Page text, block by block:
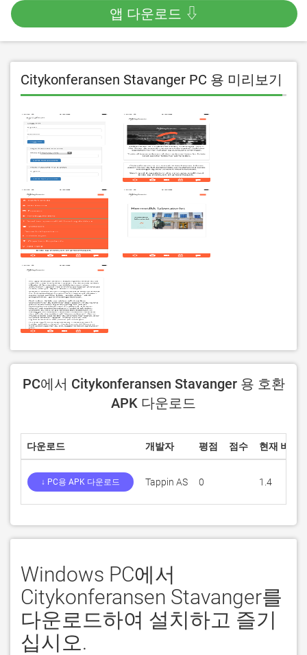
앱 다운로드 ⇩
Citykonferansen Stavanger PC 용 미리보기
PC에서 Citykonferansen Stavanger 용 호환
APK 다운로드
다운로드 개발자 평점 점수 현재 버전
↓ PC용 APK 다운로드 Tappin AS 0 1.4
Windows PC에서
Citykonferansen Stavanger를
다운로드하여 설치하고 즐기
십시오.